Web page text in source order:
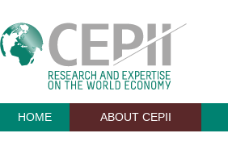
HOME ABOUT CEPII